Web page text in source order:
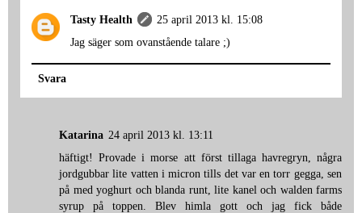
Tasty Health
25 april 2013 kl. 15:08
Jag säger som ovanstående talare ;)
Svara
Katarina 24 april 2013 kl. 13:11
häftigt! Provade i morse att först tillaga havregryn, några
jordgubbar lite vatten i micron tills det var en torr gegga, sen
på med yoghurt och blanda runt, lite kanel och walden farms
syrup på toppen. Blev himla gott och jag fick både